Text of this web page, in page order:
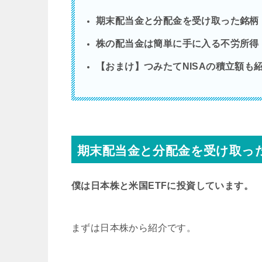
期末配当金と分配金を受け取った銘柄
株の配当金は簡単に手に入る不労所得
【おまけ】つみたてNISAの積立額も
期末配当金と分配金を受け取っ
僕は日本株と米国ETFに投資しています。
まずは日本株から紹介です。